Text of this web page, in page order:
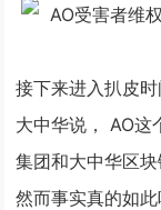
接下来进入扒皮时
大中华说，AO这
集团和大中华区
然而事实真的如此